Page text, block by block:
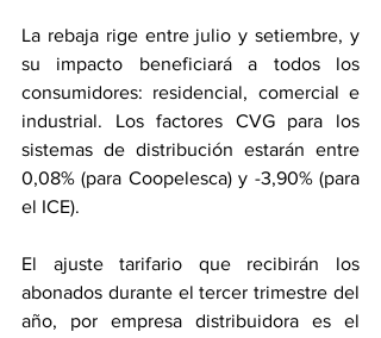
La rebaja rige entre julio y setiembre, y
su impacto beneficiará a todos los
consumidores: residencial, comercial e
industrial. Los factores CVG para los
sistemas de distribución estarán entre
0,08% (para Coopelesca) y -3,90% (para
el ICE).
El ajuste tarifario que recibirán los
abonados durante el tercer trimestre del
año, por empresa distribuidora es el